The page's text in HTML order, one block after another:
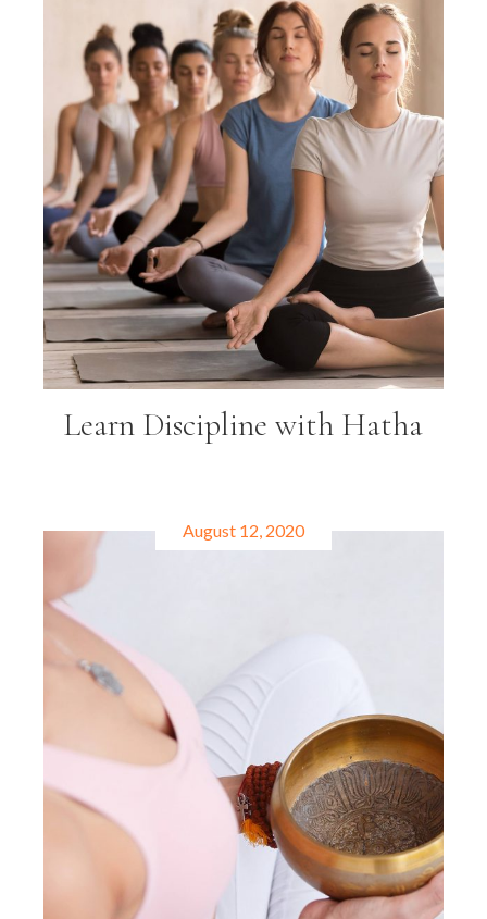
Learn Discipline with Hatha
August 12, 2020